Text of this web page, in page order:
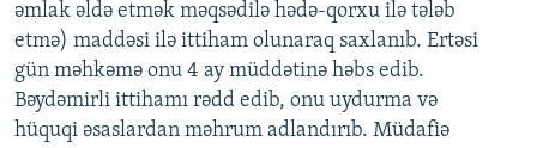
720p 1080p 720p
1080p
əmlak əldə etmək məqsədilə hədə-qorxu ilə tələb
etmə) maddəsi ilə ittiham olunaraq saxlanıb. Ertəsi
gün məhkəmə onu 4 ay müddətinə həbs edib.
Bəydəmirli ittihamı rədd edib, onu uydurma və
hüquqi əsaslardan məhrum adlandırıb. Müdafiə